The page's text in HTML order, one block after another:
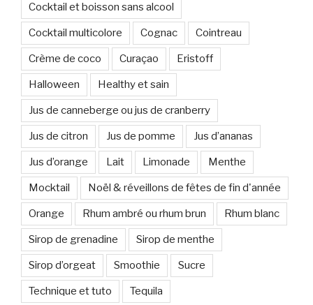
Cocktail et boisson sans alcool
Cocktail multicolore Cognac Cointreau
Crème de coco Curaçao Eristoff
Halloween Healthy et sain
Jus de canneberge ou jus de cranberry
Jus de citron Jus de pomme Jus d’ananas
Jus d’orange Lait Limonade Menthe
Mocktail Noël & réveillons de fêtes de fin d'année
Orange Rhum ambré ou rhum brun Rhum blanc
Sirop de grenadine Sirop de menthe
Sirop d’orgeat Smoothie Sucre
Technique et tuto Tequila